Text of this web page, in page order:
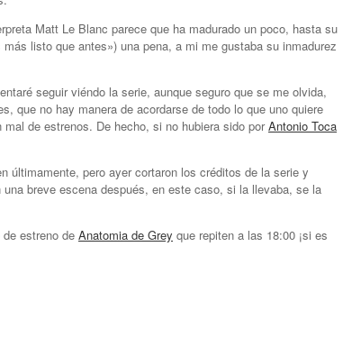
Matt Le Blanc parece que ha madurado un poco, hasta su
listo que antes») una pena, a mi me gustaba su inmadurez
seguir viéndo la serie, aunque seguro que se me olvida,
que no hay manera de acordarse de todo lo que uno quiere
de estrenos. De hecho, si no hubiera sido porAntonio Toca
últimamente, pero ayer cortaron los créditos de la serie y
breve escena después, en este caso, si la llevaba, se la
estreno de Anatomia de Grey que repiten a las 18:00 ¡si es